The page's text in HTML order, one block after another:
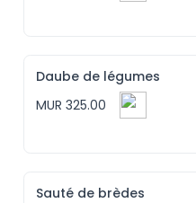
Daube de légumes
MUR 325.00
Sauté de brèdes